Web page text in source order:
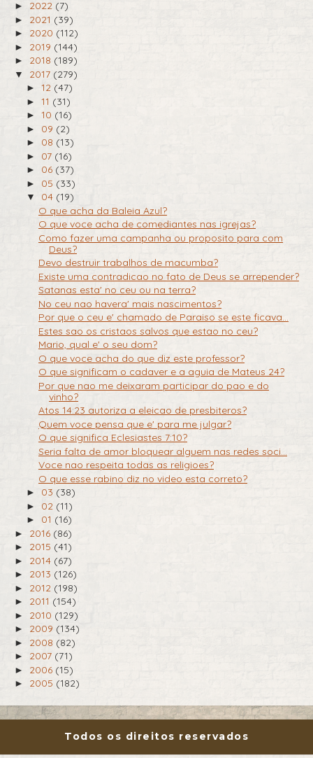
► 2022 (7)
► 2021 (39)
► 2020 (112)
► 2019 (144)
► 2018 (189)
▼ 2017 (279)
► 12 (47)
► 11 (31)
► 10 (16)
► 09 (2)
► 08 (13)
► 07 (16)
► 06 (37)
► 05 (33)
▼ 04 (19)
O que acha da Baleia Azul?
O que voce acha de comediantes nas igrejas?
Como fazer uma campanha ou proposito para com
Deus?
Devo destruir trabalhos de macumba?
Existe uma contradicao no fato de Deus se arrepender?
Satanas esta' no ceu ou na terra?
No ceu nao havera' mais nascimentos?
Por que o ceu e' chamado de Paraiso se este ficava...
Estes sao os cristaos salvos que estao no ceu?
Mario, qual e' o seu dom?
O que voce acha do que diz este professor?
O que significam o cadaver e a aguia de Mateus 24?
Por que nao me deixaram participar do pao e do
vinho?
Atos 14:23 autoriza a eleicao de presbiteros?
Quem voce pensa que e' para me julgar?
O que significa Eclesiastes 7:10?
Seria falta de amor bloquear alguem nas redes soci...
Voce nao respeita todas as religioes?
O que esse rabino diz no video esta correto?
► 03 (38)
► 02 (11)
► 01 (16)
► 2016 (86)
► 2015 (41)
► 2014 (67)
► 2013 (126)
► 2012 (198)
► 2011 (154)
► 2010 (129)
► 2009 (134)
► 2008 (82)
► 2007 (71)
► 2006 (15)
► 2005 (182)
Todos os direitos reservados